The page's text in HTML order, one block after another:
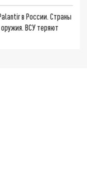
в России. Страны
ВСУ теряют